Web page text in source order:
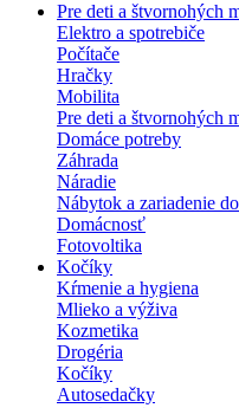
Pre deti a štvornohých
Elektro a spotrebiče
Počítače
Hračky
Mobilita
Pre deti a štvornohých
Domáce potreby
Záhrada
Náradie
Nábytok a zariadenie
Domácnosť
Fotovoltika
Kočíky
Kŕmenie a hygiena
Mlieko a výživa
Kozmetika
Drogéria
Kočíky
Autosedačky